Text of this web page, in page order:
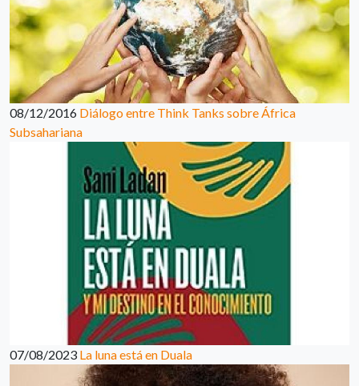
08/12/2016 Diálogo entre Think Tanks sobre África
Subsahariana
07/08/2023 La luna está en Duala